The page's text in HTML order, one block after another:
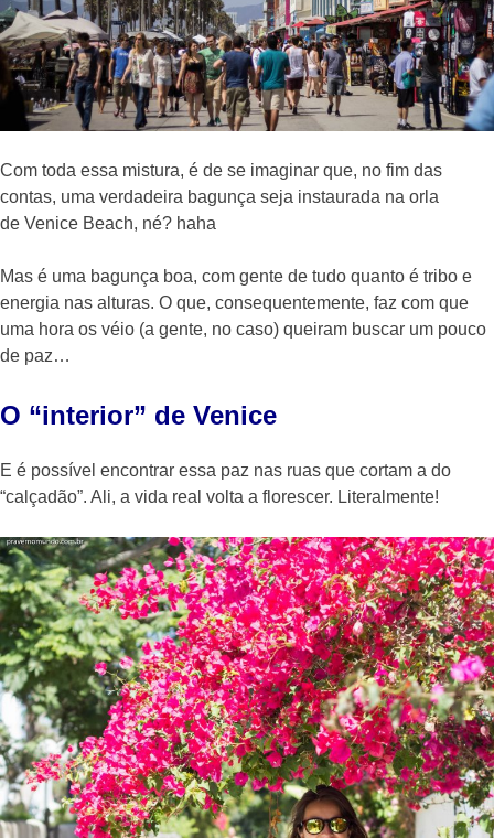
Com toda essa mistura, é de se imaginar que, no fim das
contas, uma verdadeira bagunça seja instaurada na orla
de Venice Beach, né? haha
Mas é uma bagunça boa, com gente de tudo quanto é tribo e
energia nas alturas. O que, consequentemente, faz com que
uma hora os véio (a gente, no caso) queiram buscar um pouco
de paz…
O “interior” de Venice
E é possível encontrar essa paz nas ruas que cortam a do
“calçadão”. Ali, a vida real volta a florescer. Literalmente!